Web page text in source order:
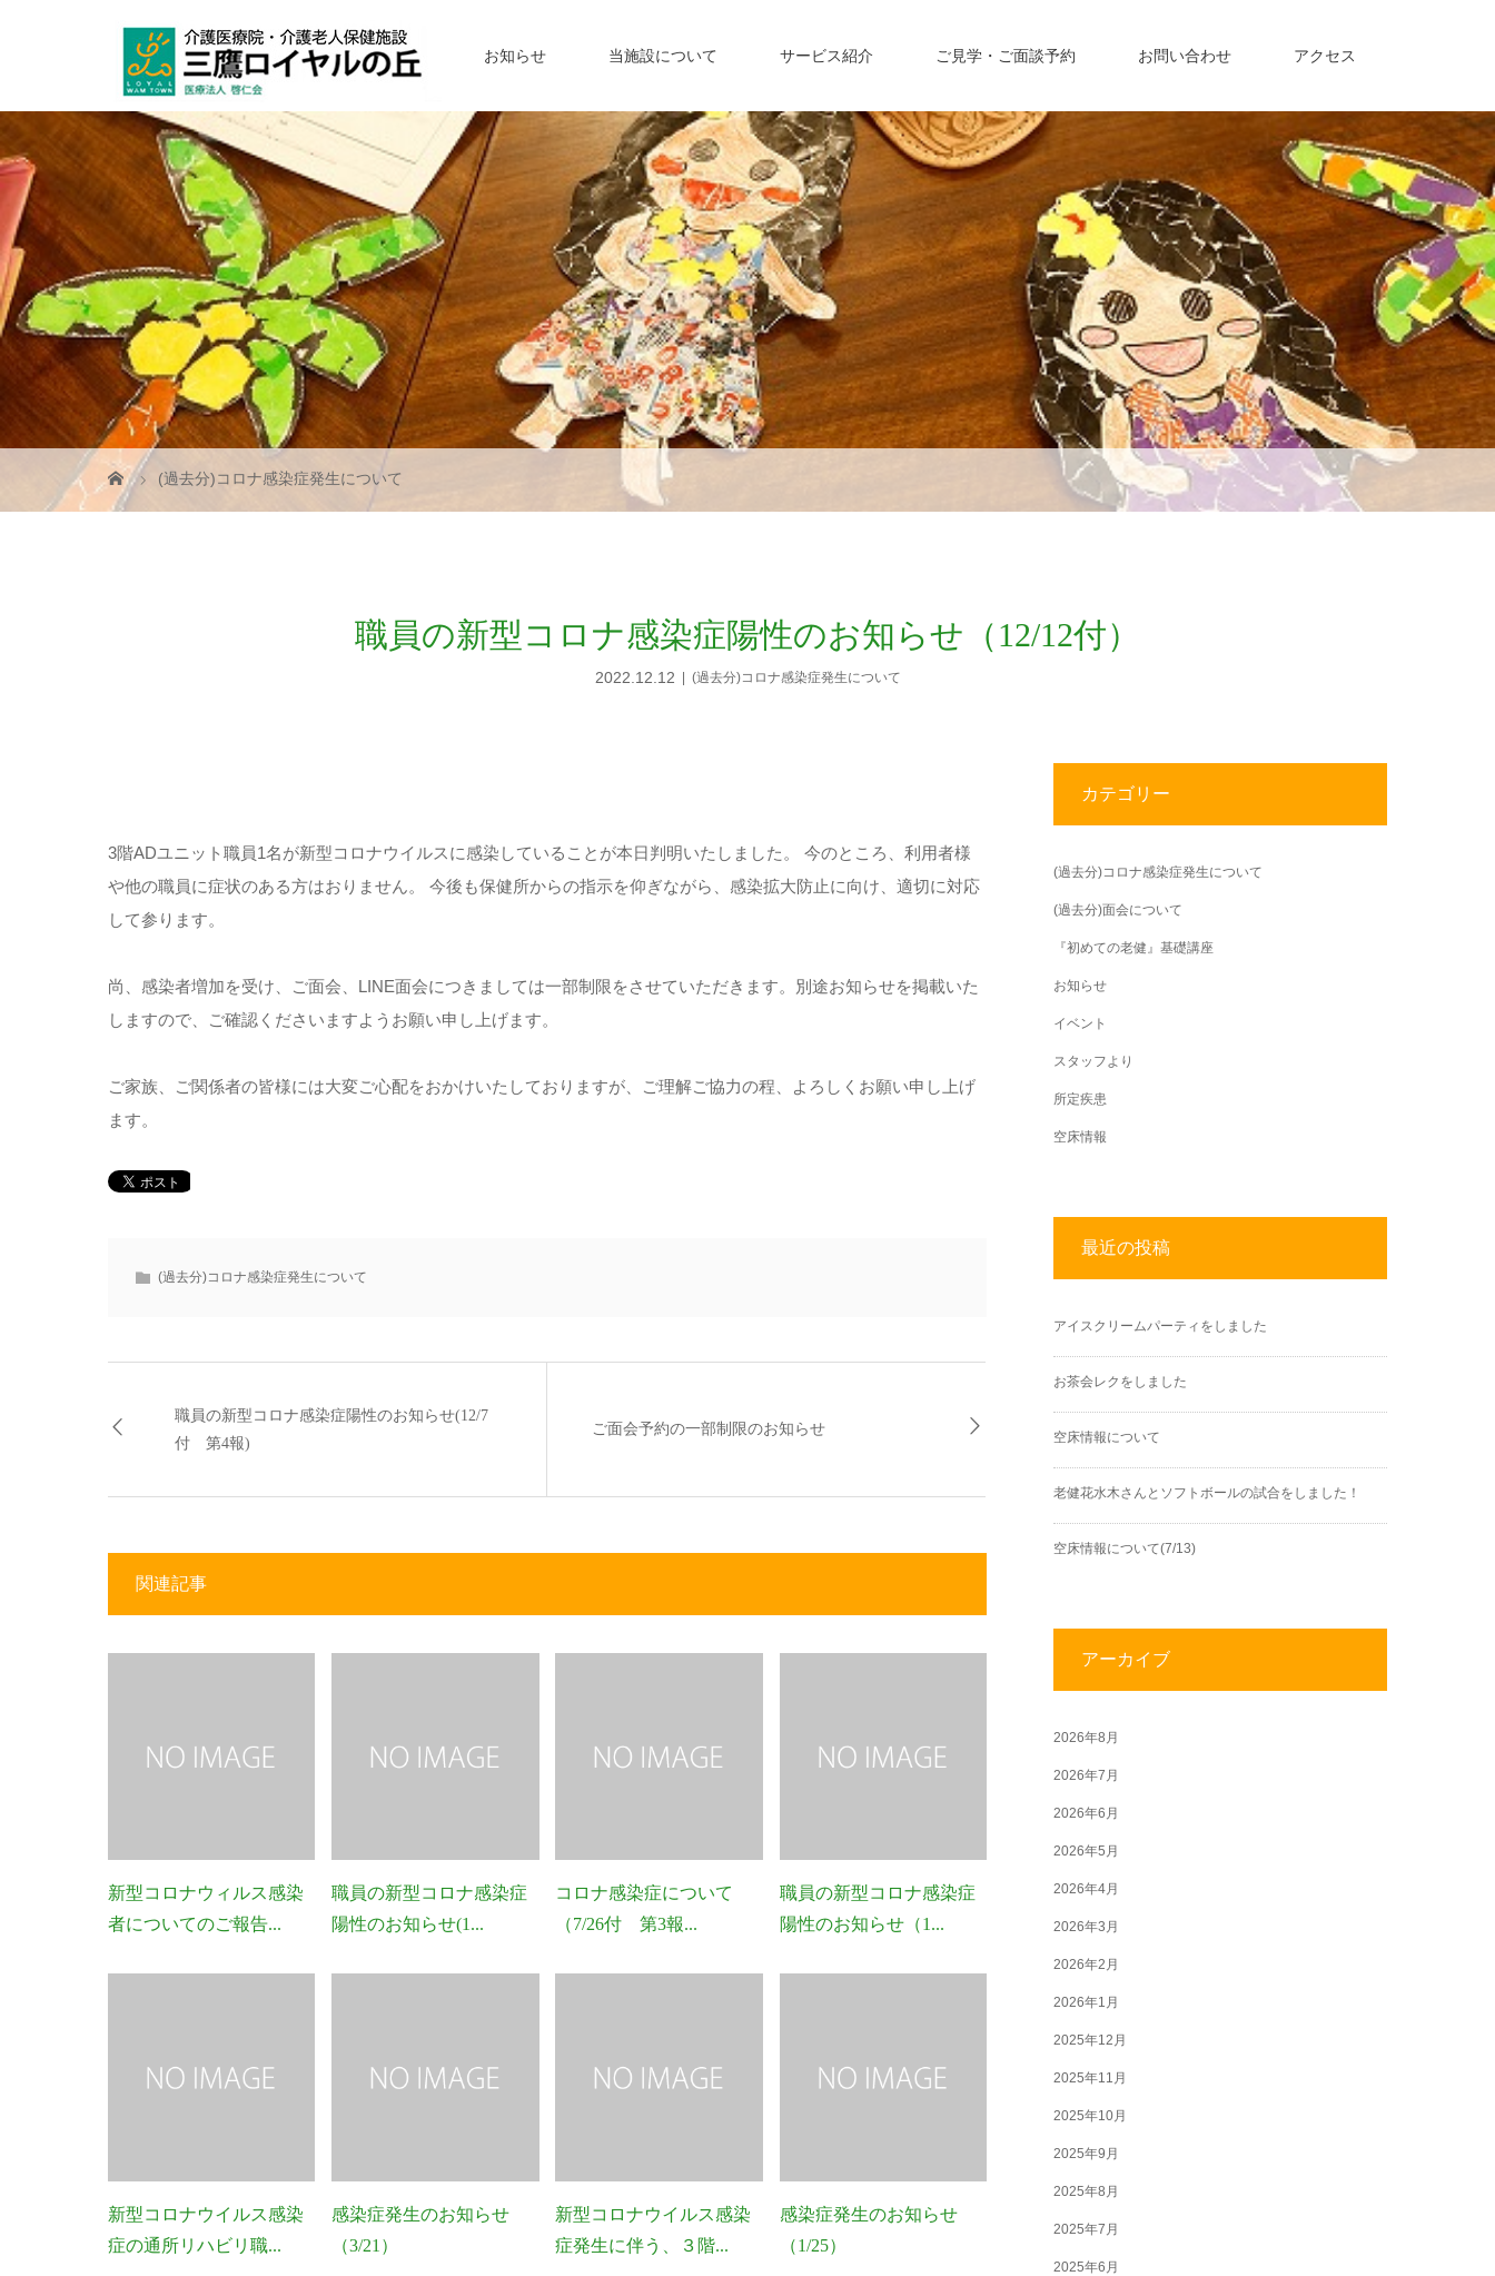
お知らせ 当施設について サービス紹介 ご見学・ご面談予約 お問い合わせ アクセス
(過去分)コロナ感染症発生について
職員の新型コロナ感染症陽性のお知らせ（12/12付）
2022.12.12 (過去分)コロナ感染症発生について
3階ADユニット職員1名が新型コロナウイルスに感染していることが本日判明いたしました。 今のところ、利用者様
や他の職員に症状のある方はおりません。 今後も保健所からの指示を仰ぎながら、感染拡大防止に向け、適切に対応
して参ります。
尚、感染者増加を受け、ご面会、LINE面会につきましては一部制限をさせていただきます。別途お知らせを掲載いた
しますので、ご確認くださいますようお願い申し上げます。
ご家族、ご関係者の皆様には大変ご心配をおかけいたしておりますが、ご理解ご協力の程、よろしくお願い申し上げ
ます。
(過去分)コロナ感染症発生について
職員の新型コロナ感染症陽性のお知らせ(12/7
付 第4報)
ご面会予約の一部制限のお知らせ
関連記事
新型コロナウィルス感染
者についてのご報告...
職員の新型コロナ感染症
陽性のお知らせ(1...
コロナ感染症について
（7/26付 第3報...
職員の新型コロナ感染症
陽性のお知らせ（1...
新型コロナウイルス感染
症の通所リハビリ職...
感染症発生のお知らせ
（3/21）
新型コロナウイルス感染
症発生に伴う、３階...
感染症発生のお知らせ
（1/25）
カテゴリー
(過去分)コロナ感染症発生について
(過去分)面会について
『初めての老健』基礎講座
お知らせ
イベント
スタッフより
所定疾患
空床情報
最近の投稿
アイスクリームパーティをしました
お茶会レクをしました
空床情報について
老健花水木さんとソフトボールの試合をしました！
空床情報について(7/13)
アーカイブ
2026年8月
2026年7月
2026年6月
2026年5月
2026年4月
2026年3月
2026年2月
2026年1月
2025年12月
2025年11月
2025年10月
2025年9月
2025年8月
2025年7月
2025年6月